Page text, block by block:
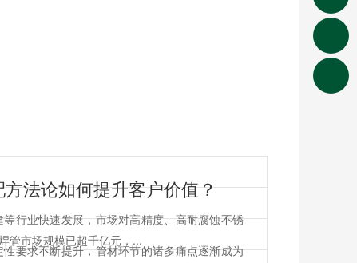
法论如何提升客户价值？
行业快速发展，市场对高精度、高耐腐蚀不锈
管市场规模已超千亿元，...
要求不断提升，管材环节的诸多痛点逐渐成为